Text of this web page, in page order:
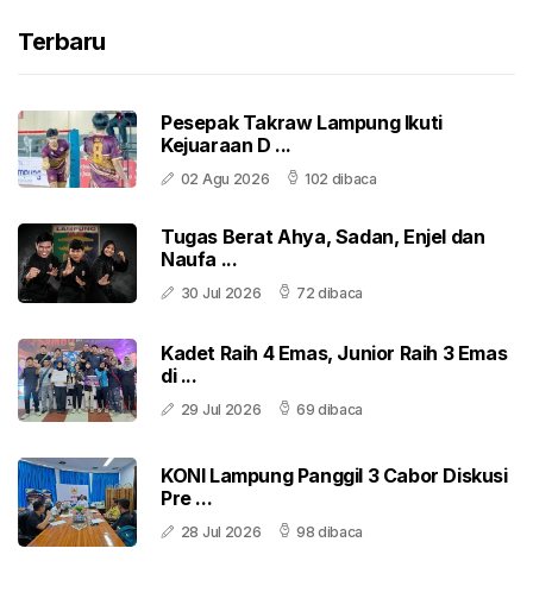
Terbaru
Pesepak Takraw Lampung Ikuti
Kejuaraan D ...
02 Agu 2026 102 dibaca
Tugas Berat Ahya, Sadan, Enjel dan
Naufa ...
30 Jul 2026 72 dibaca
Kadet Raih 4 Emas, Junior Raih 3 Emas
di ...
29 Jul 2026 69 dibaca
KONI Lampung Panggil 3 Cabor Diskusi
Pre ...
28 Jul 2026 98 dibaca